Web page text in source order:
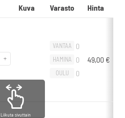
Kuva Varasto Hinta
+
VANTAA 0
HAMINA 0
OULU 0
49,00 €
Liikuta sivuttain